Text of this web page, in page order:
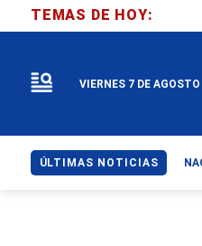
TEMAS DE HOY:
VIERNES 7 DE
ÚLTIMAS NOTICIAS